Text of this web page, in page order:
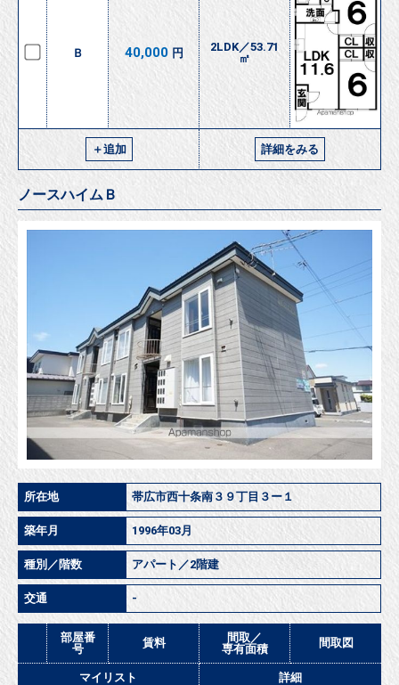
Ｂ 40,000 円
2LDK／53.71
㎡
＋追加 詳細をみる
ノースハイムＢ
所在地 帯広市西十条南３９丁目３ー１
築年月 1996年03月
種別／階数 アパート／2階建
交通 -
部屋番
号
賃料
間取／
専有面積
間取図
マイリスト 詳細